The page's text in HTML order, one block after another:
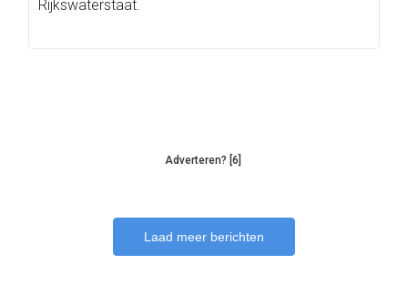
Rijkswaterstaat.
Adverteren? [6]
Laad meer berichten